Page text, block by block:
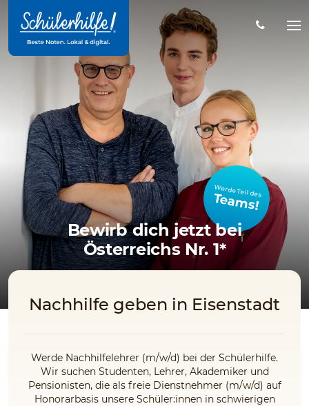
Hauptinhalt
Werde Teil des
Teams!
Bewirb dich jetzt bei
Österreichs Nr. 1*
Nachhilfe geben in Eisenstadt
Werde Nachhilfelehrer (m/w/d) bei der Schülerhilfe.
Wir suchen Studenten, Lehrer, Akademiker und
Pensionisten, die als freie Dienstnehmer (m/w/d) auf
Honorarbasis unsere Schüler:innen in schwierigen